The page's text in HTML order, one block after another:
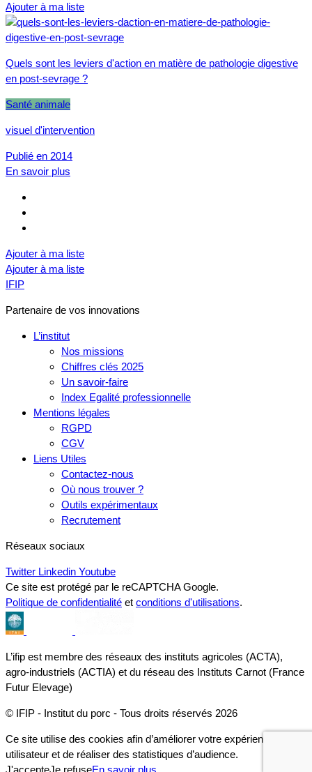
Ajouter à ma liste
Quels sont les leviers d'action en matière de pathologie digestive
en post-sevrage ?
Santé animale
visuel d'intervention
Publié en 2014
En savoir plus
Ajouter à ma liste
Ajouter à ma liste
IFIP
Partenaire de vos innovations
L’institut
Nos missions
Chiffres clés 2025
Un savoir-faire
Index Egalité professionnelle
Mentions légales
RGPD
CGV
Liens Utiles
Contactez-nous
Où nous trouver ?
Outils expérimentaux
Recrutement
Réseaux sociaux
Twitter Linkedin Youtube
Ce site est protégé par le reCAPTCHA Google.
Politique de confidentialité et conditions d'utilisations.
L’ifip est membre des réseaux des instituts agricoles (ACTA),
agro-industriels (ACTIA) et du réseau des Instituts Carnot (France
Futur Elevage)
© IFIP - Institut du porc - Tous droits réservés 2026
Ce site utilise des cookies afin d’améliorer votre expérience
utilisateur et de réaliser des statistiques d’audience.
J'accepteJe refuseEn savoir plus